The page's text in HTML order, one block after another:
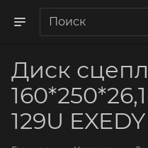
Диск
129U EXEDY